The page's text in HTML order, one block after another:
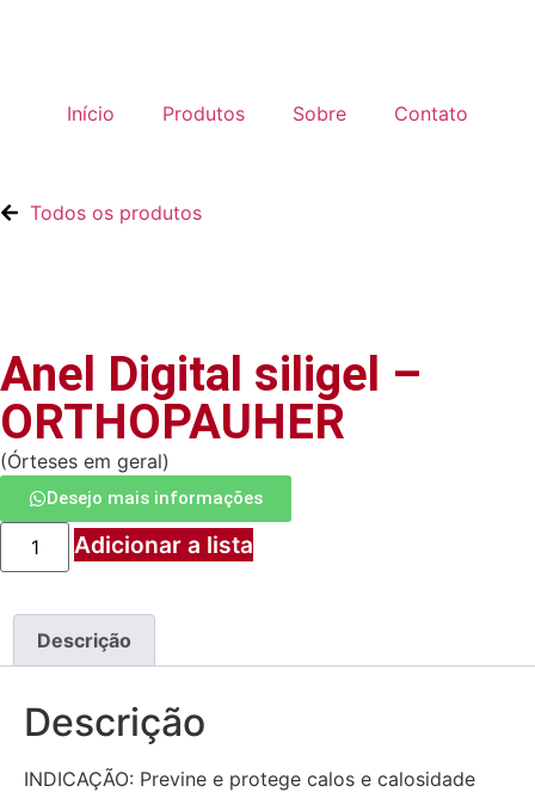
Início Produtos Sobre Contato
Todos os produtos
Anel Digital siligel –
ORTHOPAUHER
(Órteses em geral)
Desejo mais informações
Adicionar a lista
Descrição
Descrição
INDICAÇÃO: Previne e protege calos e calosidade